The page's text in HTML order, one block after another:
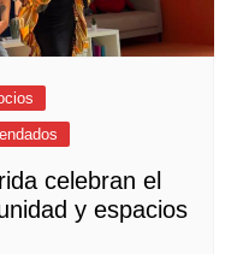
celebran el
y espacios